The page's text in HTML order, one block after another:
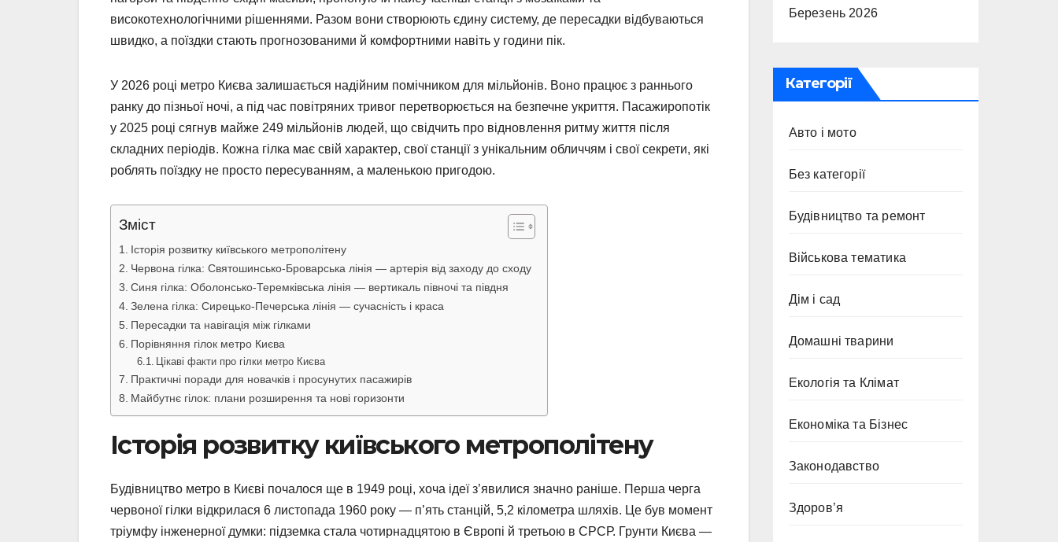
високотехнологічними рішеннями. Разом вони створюють єдину систему, де пересадки відбуваються
швидко, а поїздки стають прогнозованими й комфортними навіть у години пік.
У 2026 році метро Києва залишається надійним помічником для мільйонів. Воно працює з раннього
ранку до пізньої ночі, а під час повітряних тривог перетворюється на безпечне укриття. Пасажиропотік
у 2025 році сягнув майже 249 мільйонів людей, що свідчить про відновлення ритму життя після
складних періодів. Кожна гілка має свій характер, свої станції з унікальним обличчям і свої секрети, які
роблять поїздку не просто пересуванням, а маленькою пригодою.
Зміст
Історія розвитку київського метрополітену
Червона гілка: Святошинсько-Броварська лінія — артерія від заходу до сходу
Синя гілка: Оболонсько-Теремківська лінія — вертикаль півночі та півдня
Зелена гілка: Сирецько-Печерська лінія — сучасність і краса
Пересадки та навігація між гілками
Порівняння гілок метро Києва
Цікаві факти про гілки метро Києва
Практичні поради для новачків і просунутих пасажирів
Майбутнє гілок: плани розширення та нові горизонти
Історія розвитку київського метрополітену
Будівництво метро в Києві почалося ще в 1949 році, хоча ідеї з’явилися значно раніше. Перша черга
червоної гілки відкрилася 6 листопада 1960 року — п’ять станцій, 5,2 кілометра шляхів. Це був момент
тріумфу інженерної думки: підземка стала чотирнадцятою в Європі й третьою в СРСР. Грунти Києва —
Березень 2026
Категорії
Авто і мото
Без категорії
Будівництво та ремонт
Військова тематика
Дім і сад
Домашні тварини
Екологія та Клімат
Економіка та Бізнес
Законодавство
Здоров’я